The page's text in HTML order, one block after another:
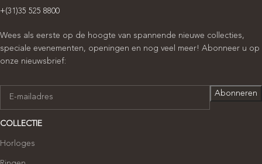
+(31)35 525 8800
Wees als eerste op de hoogte van spannende nieuwe collecties,
speciale evenementen, openingen en nog veel meer! Abonneer u op
onze nieuwsbrief:
COLLECTIE
Horloges